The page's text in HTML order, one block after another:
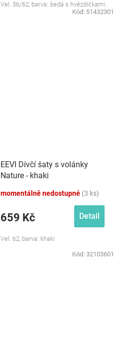
Vel. 56/62, barva: šedá s hvězdičkami
Kód: 51432301
EEVI Dívčí šaty s volánky
Nature - khaki
momentálně nedostupné (3 ks)
659 Kč Detail
Vel. 62, barva: khaki
Kód: 32103601